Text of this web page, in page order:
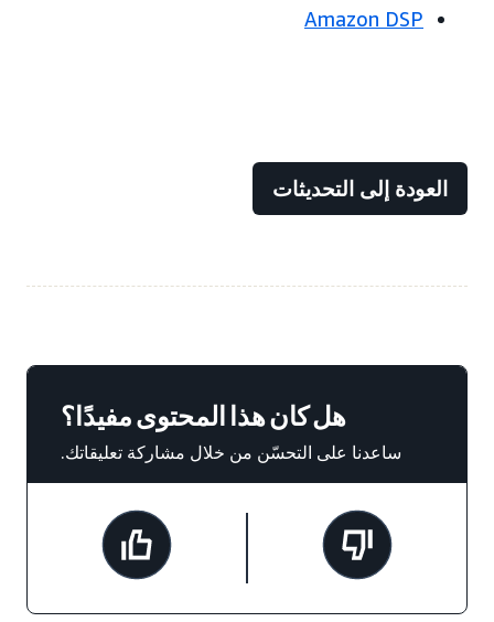
Amazon DSP
العودة إلى التحديثات
هل كان هذا المحتوى مفيدًا؟
ساعدنا على التحسّن من خلال مشاركة تعليقاتك.